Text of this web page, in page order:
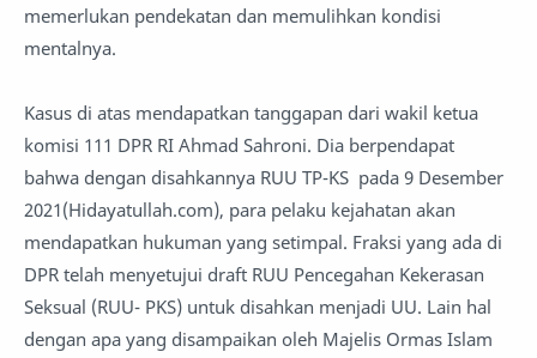
memerlukan pendekatan dan memulihkan kondisi
mentalnya.
Kasus di atas mendapatkan tanggapan dari wakil ketua
komisi 111 DPR RI Ahmad Sahroni. Dia berpendapat
bahwa dengan disahkannya RUU TP-KS pada 9 Desember
2021(Hidayatullah.com), para pelaku kejahatan akan
mendapatkan hukuman yang setimpal. Fraksi yang ada di
DPR telah menyetujui draft RUU Pencegahan Kekerasan
Seksual (RUU- PKS) untuk disahkan menjadi UU. Lain hal
dengan apa yang disampaikan oleh Majelis Ormas Islam